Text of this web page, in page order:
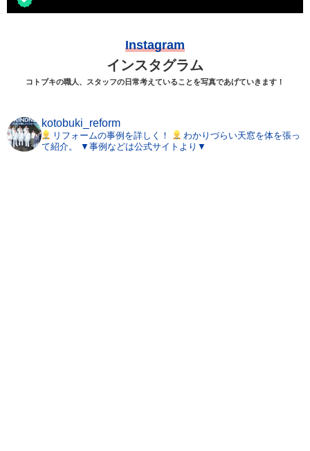
Instagram
インスタグラム
コトブキの職人、スタッフの日常考えていることを写真であげていきます！
kotobuki_reform
リフォームの事例を詳しく！
わかりづらい天窓を体を張っ
て紹介。
▼事例などは公式サイトより▼